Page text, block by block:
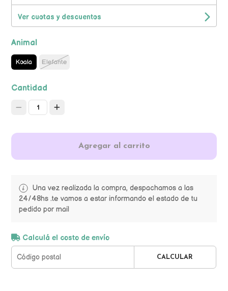
Ver cuotas y descuentos
Animal
Koala Elefante
Cantidad
1
Agregar al carrito
Una vez realizada la compra, despachamos a las
24/48hs .te vamos a estar informando el estado de tu
pedido por mail
Calculá el costo de envío
CALCULAR